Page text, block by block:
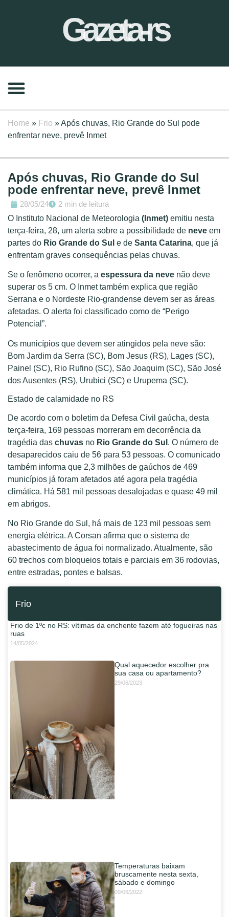
Gazeta-rs
Home » Frio »Após chuvas, Rio Grande do Sul pode
enfrentar neve, prevê Inmet
Após chuvas, Rio Grande do Sul
pode enfrentar neve, prevê Inmet
28/05/24
2 min de leitura
O Instituto Nacional de Meteorologia (Inmet) emitiu nesta
terça-feira, 28, um alerta sobre a possibilidade de neve em
partes do Rio Grande do Sul e de Santa Catarina, que já
enfrentam graves consequências pelas chuvas.
Se o fenômeno ocorrer, a espessura da neve não deve
superar os 5 cm. O Inmet também explica que região
Serrana e o Nordeste Rio-grandense devem ser as áreas
afetadas. O alerta foi classificado como de “Perigo
Potencial”.
Os municípios que devem ser atingidos pela neve são:
Bom Jardim da Serra (SC), Bom Jesus (RS), Lages (SC),
Painel (SC), Rio Rufino (SC), São Joaquim (SC), São José
dos Ausentes (RS), Urubici (SC) e Urupema (SC).
Estado de calamidade no RS
De acordo com o boletim da Defesa Civil gaúcha, desta
terça-feira, 169 pessoas morreram em decorrência da
tragédia das chuvas no Rio Grande do Sul . O número de
desaparecidos caiu de 56 para 53 pessoas. O comunicado
também informa que 2,3 milhões de gaúchos de 469
municípios já foram afetados até agora pela tragédia
climática. Há 581 mil pessoas desalojadas e quase 49 mil
em abrigos.
No Rio Grande do Sul, há mais de 123 mil pessoas sem
energia elétrica. A Corsan afirma que o sistema de
abastecimento de água foi normalizado. Atualmente, são
60 trechos com bloqueios totais e parciais em 36 rodovias,
entre estradas, pontes e balsas.
Frio
Frio de 1ºc no RS: vítimas da enchente fazem até fogueiras nas
ruas
14/05/2024
Qual aquecedor escolher pra
sua casa ou apartamento?
29/06/2023
Temperaturas baixam
bruscamente nesta sexta,
sábado e domingo
09/06/2022